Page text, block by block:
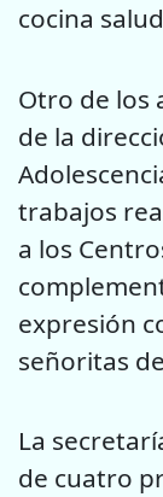
cocina
Otro de los
de la
trabajos
a los
expresión
señoritas
La
de cuatro